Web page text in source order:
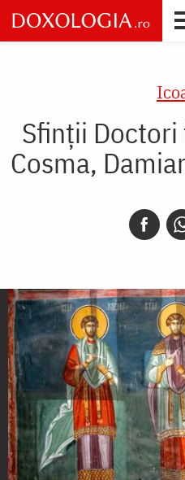
Skip
to
main
Sfinții
Cosma,